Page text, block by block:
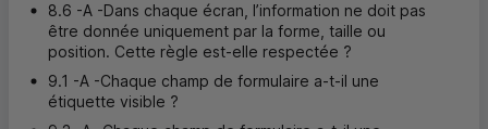
8.6 -A -Dans chaque écran, l’information ne doit pas
être donnée uniquement par la forme, taille ou
position. Cette règle est-elle respectée ?
9.1 -A -Chaque champ de formulaire a-t-il une
étiquette visible ?